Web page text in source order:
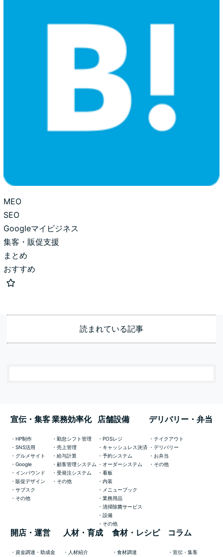
MEO
SEO
Googleマイビジネス
集客・販促支援
まとめ
おすすめ
読まれている記事
宣伝・集客
HP制作
SNS活用
グルメサイト
Google
インバウンド
販促デザイン
サブスク
その他
業務効率化
勤怠シフト管理
売上管理
給与計算
顧客管理システム
受発注システム
その他
店舗設備
POSレジ
キャッシュレス決済
予約システム
オーダーシステム
看板
内装
メニューブック
業務用品
清掃除菌サービス
設備
その他
デリバリー・弁当
テイクアウト
デリバリー
お弁当
その他
開店・運営
資金調達・助成金
人材・育成
人材紹介
食材・レシピ
食材調達
コラム
宣伝・集客